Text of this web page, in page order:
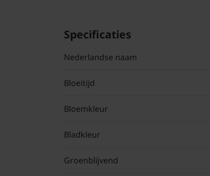
Specificaties
Nederlandse naam
Bloeitijd
Bloemkleur
Bladkleur
Groenblijvend